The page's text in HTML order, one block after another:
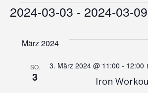
2024-03-03 - 2024-03-09
wählen.
März 2024
SO.
3 Iron
3. März 2024 @ 11:00 - 12:00